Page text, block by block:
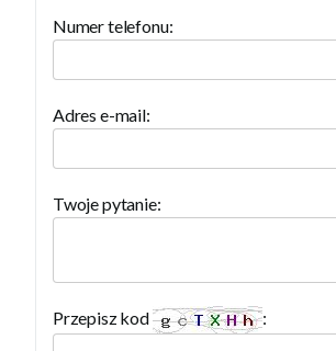
Numer telefonu:
Adres e-mail:
Twoje pytanie:
Przepisz kod :